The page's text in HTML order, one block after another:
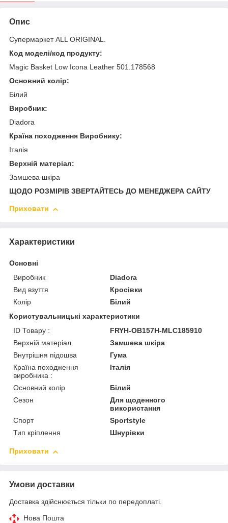
Опис
Супермаркет ALL ORIGINAL.
Код моделі/код продукту:
Magic Basket Low Icona Leather 501.178568
Основний колір:
Білий
Виробник:
Diadora
Країна походження Виробнику:
Італія
Верхній матеріал:
Замшева шкіра
ЩОДО РОЗМІРІВ ЗВЕРТАЙТЕСЬ ДО МЕНЕДЖЕРА САЙТУ
Приховати
Характеристики
Основні
Виробник
Diadora
Вид взуття
Кросівки
Колір
Білий
Користувальницькі характеристики
ID Товару :
FRYH-OB157H-MLC185910
Верхній матеріал
Замшева шкіра
Внутрішня підошва
Гума
Країна походження
виробника :
Італія
Основний колір
Білий
Сезон
Для щоденного
використання
Спорт
Sportstyle
Тип кріплення
Шнурівки
Приховати
Умови доставки
Доставка здійснюється тільки по передоплаті.
Нова Пошта